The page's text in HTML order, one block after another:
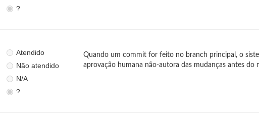
?
Atendido
Não atendido
N/A
?
Quando um commit for feito no branch principal, o
aprovação humana não-autora das mudanças antes do